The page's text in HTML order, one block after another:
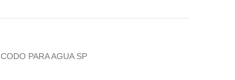
CODO PARA AGUA SP